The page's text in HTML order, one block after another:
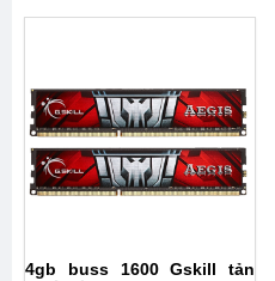
4gb buss 1600 Gskill tản